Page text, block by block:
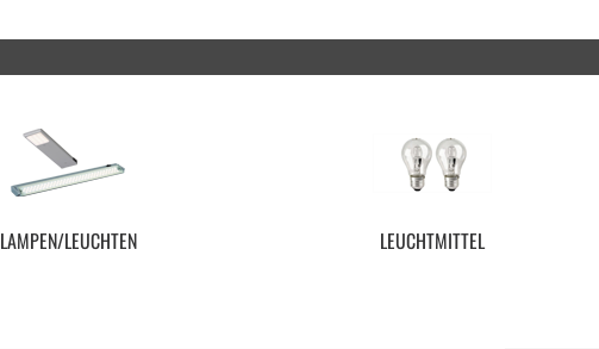
LAMPEN/LEUCHTEN LEUCHTMITTEL